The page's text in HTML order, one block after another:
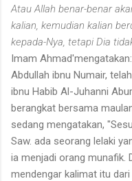
Atau Allah benar-benar
kalian, kemudian kalian
kepada-Nya, tetapi Dia
Imam
Abdullah ibnu Numair,
ibnu Habib Al-Juhanni
berangkat bersama
sedang mengatakan,
Saw. ada seorang lelaki
ia menjadi orang munafik.
mendengar kalimat itu